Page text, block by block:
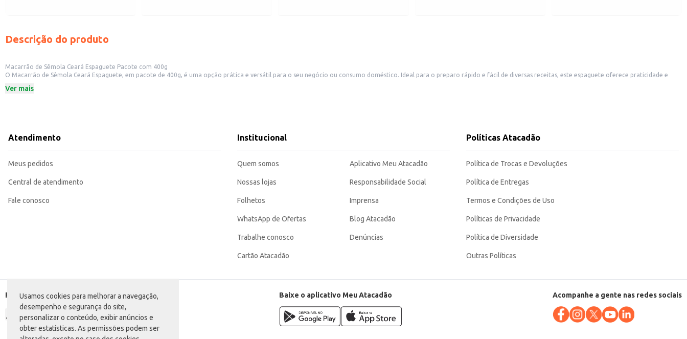
Usamos cookies para melhorar a navegação,
desempenho e segurança do site,
personalizar o conteúdo, exibir anúncios e
obter estatísticas. As permissões podem ser
Descrição do produto
Macarrão de Sêmola Ceará Espaguete Pacote com 400g
O Macarrão de Sêmola Ceará Espaguete, em pacote de 400g, é uma opção prática e versátil para o seu negócio ou consumo doméstico. Ideal para o preparo rápido e fácil de diversas receitas, este espaguete oferece praticidade e
Formato: Espaguete
Perfeito para o preparo de pratos individuais ou em grandes quantidades.
Ideal para restaurantes, lanchonetes, cozinhas industriais e uso doméstico.
Ver mais
Atendimento
Meus pedidos
Central de atendimento
Fale conosco
Institucional
Quem somos
Nossas lojas
Folhetos
WhatsApp de Ofertas
Trabalhe conosco
Cartão Atacadão
Aplicativo Meu Atacadão
Responsabilidade Social
Imprensa
Blog Atacadão
Denúncias
Políticas Atacadão
Política de Trocas e Devoluções
Política de Entregas
Termos e Condições de Uso
Políticas de Privacidade
Política de Diversidade
Outras Políticas
Formas de pagamento Baixe o aplicativo Meu Atacadão Acompanhe a gente nas redes sociais